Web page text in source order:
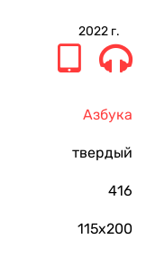
2022 г.
Азбука
твердый
416
115x200